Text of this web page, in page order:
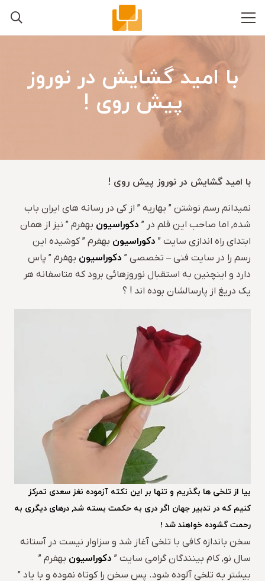
با امید گشایش در نوروز
پیش روی !
با امید گشایش در نوروز پیش روی !
نمیدانم رسم نوشتن ” بهاریه ” از کی در رسانه های ایران باب
شده, اما صاحب این قلم در ” دکوراسیون بهفرم ” نیز از همان
ابتدای راه اندازی سایت ” دکوراسیون بهفرم ” کوشیده این
رسم را در سایت فنی – تخصصی ” دکوراسیون بهفرم ” پاس
دارد و اینچنین به استقبال نوروزهائی برود که متاسفانه هر
یک دریغ از پارسالشان بوده اند ! ؟
بیا از تلخی ها بگذریم و تنها بر این نکته آزموده نغز سعدی تمرکز
کنیم که در تدبیر جهان اگر دری به حکمت بسته شد, درهای دیگری به
رحمت گشوده خواهند شد !
سخن باندازه کافی با تلخی آغاز شد و سزاوار نیست در آستانه
سال نو, کام بینندگان گرامی سایت ” دکوراسیون بهفرم ”
بیشتر به تلخی آلوده شود. پس سخن را کوتاه نموده و با یاد ”